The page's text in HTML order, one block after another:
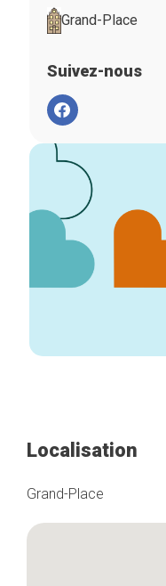
Grand-Place
Suivez-nous
Localisation
Grand-Place